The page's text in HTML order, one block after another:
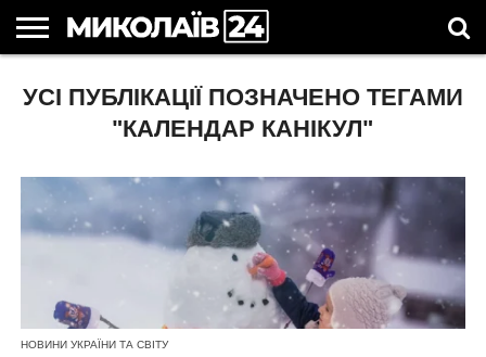
НОВИНИ
НОВИНИ
МИКОЛАЄВА
МИКОЛАЇВСЬКА
ОБЛАСТЬ
НОВИНИ
СПОРТУ
УКРАЇНА
ТА СВІТ
НОВИНИ
КОМПАНІЙ
АСТРОЛОГІЯ
СВЯТА
В
КОРИСНІ
СТАТТІ
УСІ ПУБЛІКАЦІЇ ПОЗНАЧЕНО ТЕГАМИ
"КАЛЕНДАР КАНІКУЛ"
НОВИНИ УКРАЇНИ ТА СВІТУ